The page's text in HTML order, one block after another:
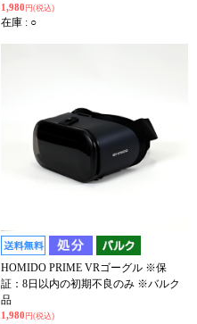
1,980 円(税込)
在庫 : ○
HOMIDO PRIME VRゴーグル ※保
証：8日以内の初期不良のみ ※バルク
品
1,980 円(税込)